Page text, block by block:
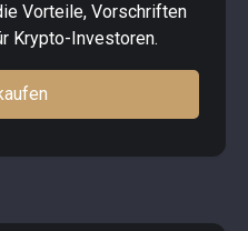
Vorteile, Vorschriften
Krypto-Investoren.